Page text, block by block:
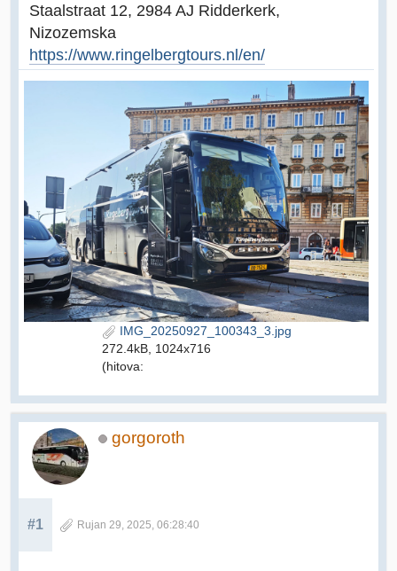
Staalstraat 12, 2984 AJ Ridderkerk,
Nizozemska
https://www.ringelbergtours.nl/en/
IMG_20250927_100343_3.jpg
272.4kB, 1024x716
(hitova:
gorgoroth
#1 Rujan 29, 2025, 06:28:40